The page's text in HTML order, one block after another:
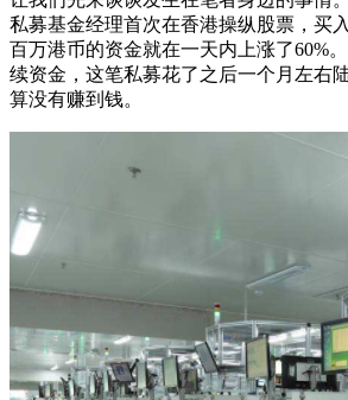
私募基金经理首次在香港操纵股票，买
百万港币的资金就在一天内上涨了60%
续资金，这笔私募花了之后一个月左右
算没有赚到钱。